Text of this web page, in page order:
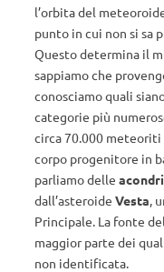
l’orbita del
punto in cui non si sa
Questo determina il
sappiamo che
conosciamo quali
categorie più
circa 70.000
corpo progenitore in
parliamo delle
dall’asteroide Vesta,
Principale. La fonte
maggior parte dei
non identificata.